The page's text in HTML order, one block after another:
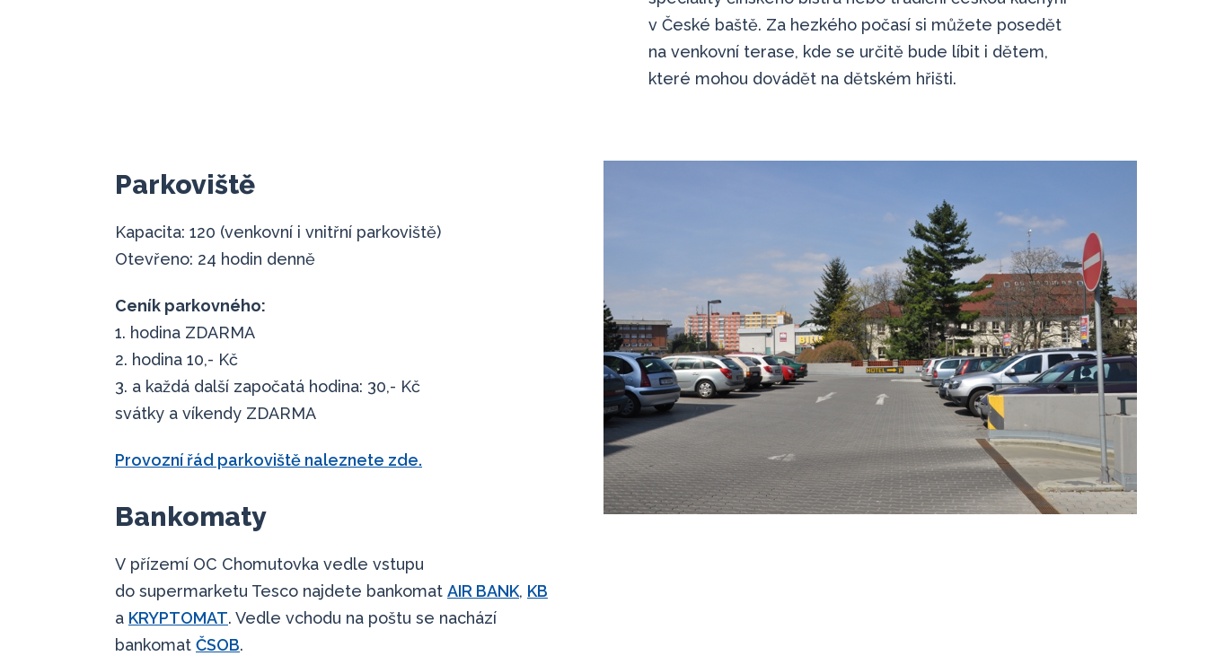
v České baště. Za hezkého počasí si můžete posedět
na venkovní terase, kde se určitě bude líbit i dětem,
které mohou dovádět na dětském hřišti.
Parkoviště
Kapacita: 120 (venkovní i vnitřní parkoviště)
Otevřeno: 24 hodin denně
Ceník parkovného:
1. hodina ZDARMA
2. hodina 10,- Kč
3. a každá další započatá hodina: 30,- Kč
svátky a víkendy ZDARMA
Provozní řád parkoviště naleznete zde.
Bankomaty
V přízemí OC Chomutovka vedle vstupu
do supermarketu Tesco najdete bankomat AIR BANK, KB
a KRYPTOMAT. Vedle vchodu na poštu se nachází
bankomat ČSOB.